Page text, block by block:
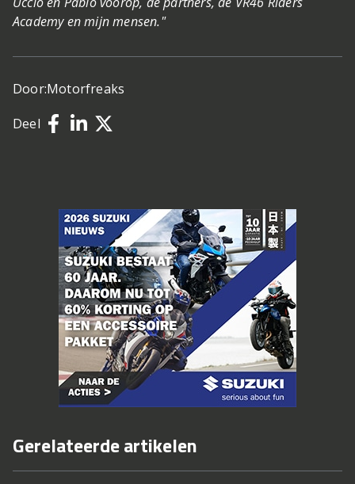
Academy en mijn mensen."
Door:Motorfreaks
Deel
Gerelateerde artikelen